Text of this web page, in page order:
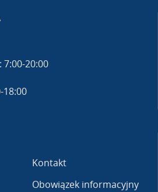
7:00-20:00
18:00
Kontakt
Obowiązek informacyjny